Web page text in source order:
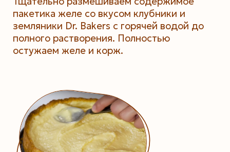
пакетика желе со вкусом клубники и
земляники Dr. Bakers с горячей водой до
полного растворения. Полностью
остужаем желе и корж.